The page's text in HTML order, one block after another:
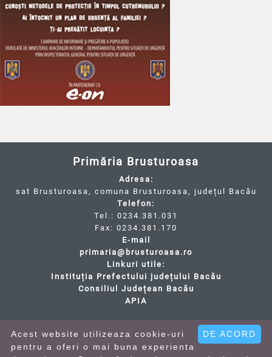
Primăria Brusturoasa
Adresa:
sat Brusturoasa, comuna Brusturoasa, județul Bacău
Telefon:
Tel.: 0234.381.031
Fax: 0234.381.170
E-mail
primaria@brusturoasa.ro
Linkuri utile:
Instituția Prefectului județului Bacău
Consiliul Județean Bacău
APIA
Cod Județ 4 / Județul Bacău / Tipul UAT - 14 - C -
Comună / Codul SIRUTA al Unitații Administrativ-
Teritoriale - 21597 / Brusturoasa
DE ACORD
Acest website utilizeaza cookie-uri
pentru a oferi o mai buna experienta